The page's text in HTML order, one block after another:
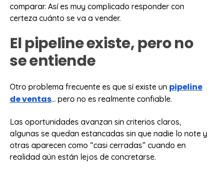
comparar. Así es muy complicado responder con
certeza cuánto se va a vender.
El pipeline existe, pero no
se entiende
Otro problema frecuente es que sí existe un pipeline
de ventas… pero no es realmente confiable.
Las oportunidades avanzan sin criterios claros,
algunas se quedan estancadas sin que nadie lo note y
otras aparecen como “casi cerradas” cuando en
realidad aún están lejos de concretarse.